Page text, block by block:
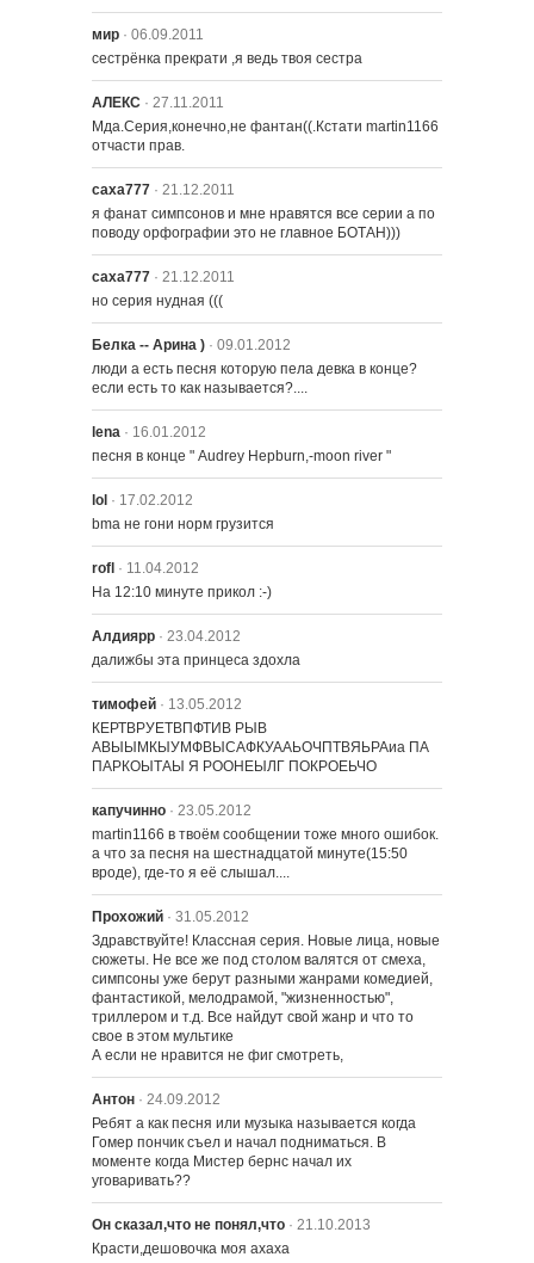
мир · 06.09.2011
сестрёнка прекрати ,я ведь твоя сестра
АЛЕКС · 27.11.2011
Мда.Серия,конечно,не фантан((.Кстати martin1166
отчасти прав.
саха777 · 21.12.2011
я фанат симпсонов и мне нравятся все серии а по
поводу орфографии это не главное БОТАН)))
саха777 · 21.12.2011
но серия нудная (((
Белка -- Арина ) · 09.01.2012
люди а есть песня которую пела девка в конце?
если есть то как называется?....
lena · 16.01.2012
песня в конце " Audrey Hepburn,-moon river "
lol · 17.02.2012
bma не гони норм грузится
rofl · 11.04.2012
На 12:10 минуте прикол :-)
Алдиярр · 23.04.2012
далижбы эта принцеса здохла
тимофей · 13.05.2012
КЕРТВРУЕТВПФТИВ РЫВ
АВЫЫМКЫУМФВЫСАФКУААЬОЧПТВЯЬРАиа ПА
ПАРКОЫТАЫ Я РООНЕЫЛГ ПОКРОЕЬЧО
капучинно · 23.05.2012
martin1166 в твоём сообщении тоже много ошибок.
а что за песня на шестнадцатой минуте(15:50
вроде), где-то я её слышал....
Прохожий · 31.05.2012
Здравствуйте! Классная серия. Новые лица, новые
сюжеты. Не все же под столом валятся от смеха,
симпсоны уже берут разными жанрами комедией,
фантастикой, мелодрамой, "жизненностью",
триллером и т.д. Все найдут свой жанр и что то
свое в этом мультике
А если не нравится не фиг смотреть,
Антон · 24.09.2012
Ребят а как песня или музыка называется когда
Гомер пончик съел и начал подниматься. В
моменте когда Мистер бернс начал их
уговаривать??
Он сказал,что не понял,что · 21.10.2013
Красти,дешовочка моя ахаха